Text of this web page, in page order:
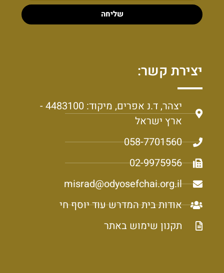
שליחה
יצירת קשר:
יצהר, ד.נ אפרים, מיקוד: 4483100 -
ארץ ישראל
058-7701560
02-9975956
misrad@odyosefchai.org.il
אודות בית המדרש עוד יוסף חי
תקנון שימוש באתר